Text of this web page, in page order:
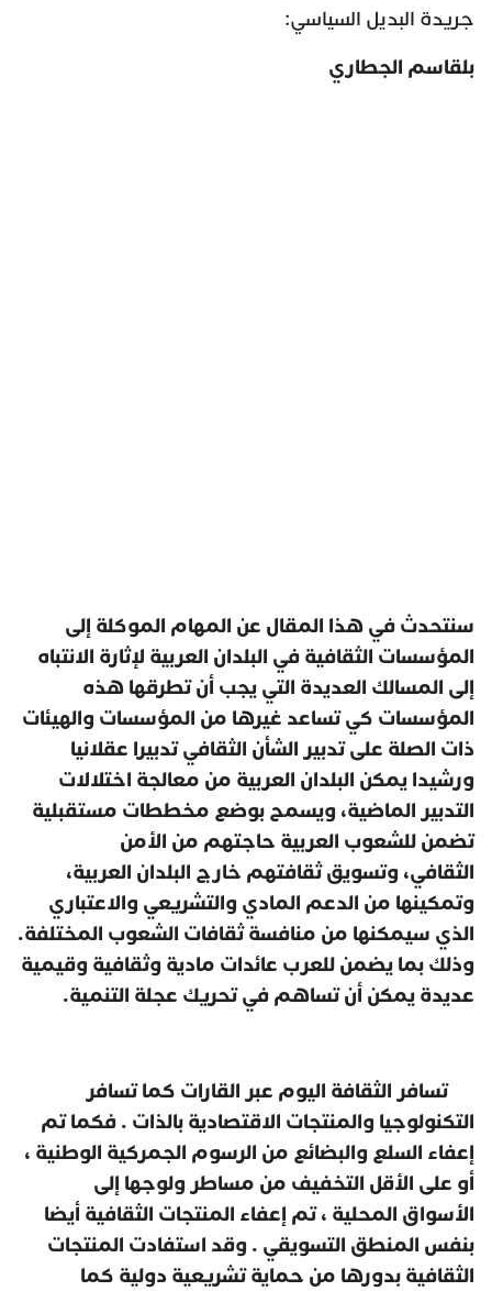
جريدة البديل السياسي:
بلقاسم الجطاري
سنتحدث في هذا المقال عن المهام الموكلة إلى
المؤسسات الثقافية في البلدان العربية لإثارة الانتباه
إلى المسالك العديدة التي يجب أن تطرقها هذه
المؤسسات كي تساعد غيرها من المؤسسات والهيئات
ذات الصلة على تدبير الشأن الثقافي تدبيرا عقلانيا
ورشيدا يمكن البلدان العربية من معالجة اختلالات
التدبير الماضية، ويسمح بوضع مخططات مستقبلية
تضمن للشعوب العربية حاجتهم من الأمن
الثقافي، وتسويق ثقافتهم خارج البلدان العربية،
وتمكينها من الدعم المادي والتشريعي والاعتباري
الذي سيمكنها من منافسة ثقافات الشعوب المختلفة.
وذلك بما يضمن للعرب عائدات مادية وثقافية وقيمية
عديدة يمكن أن تساهم في تحريك عجلة التنمية.
تسافر الثقافة اليوم عبر القارات كما تسافر
التكنولوجيا والمنتجات الاقتصادية بالذات . فكما تم
إعفاء السلع والبضائع من الرسوم الجمركية الوطنية ،
أو على الأقل التخفيف من مساطر ولوجها إلى
الأسواق المحلية ، تم إعفاء المنتجات الثقافية أيضا
بنفس المنطق التسويقي . وقد استفادت المنتجات
الثقافية بدورها من حماية تشريعية دولية كما